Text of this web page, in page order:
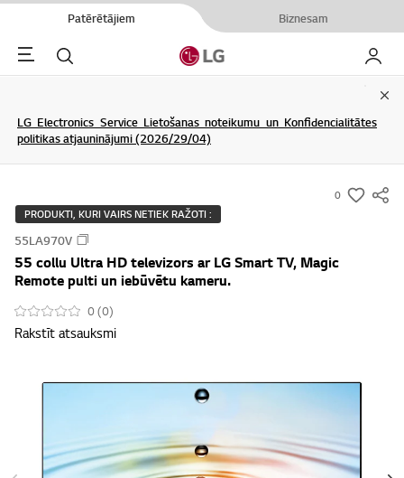
Patērētājiem Biznesam
Menu Meklēt Mans
LG Electronics Service Lietošanas noteikumu un Konfidencialitātes
politikas atjauninājumi (2026/29/04)
0
s
w
h
PRODUKTI, KURI VAIRS NETIEK RAŽOTI :
55LA970V
55 collu Ultra HD televizors ar LG Smart TV, Magic
Remote pulti un iebūvētu kameru.
0 (0)
Rakstīt atsauksmi